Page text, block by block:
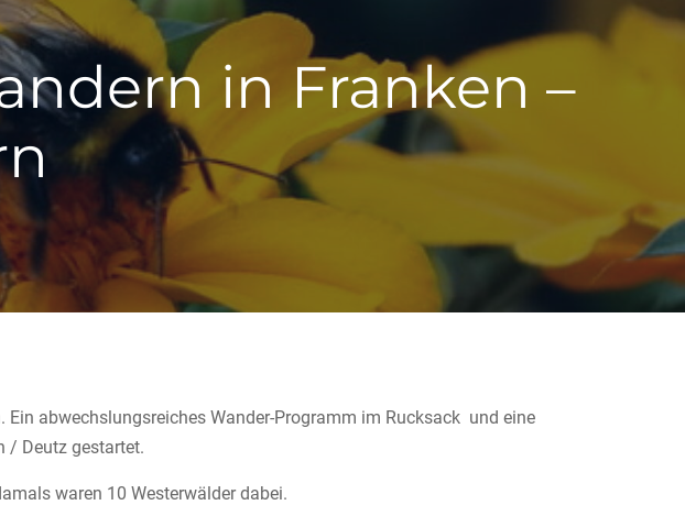
in Franken –
abwechslungsreiches Wander-Programm im Rucksack und eine
/ Deutz gestartet.
waren 10 Westerwälder dabei.